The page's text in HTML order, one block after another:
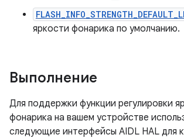
яркости фонарика по умолчанию.
Выполнение
Для поддержки функции регулировки
фонарика на вашем устройстве
следующие интерфейсы AIDL HAL для